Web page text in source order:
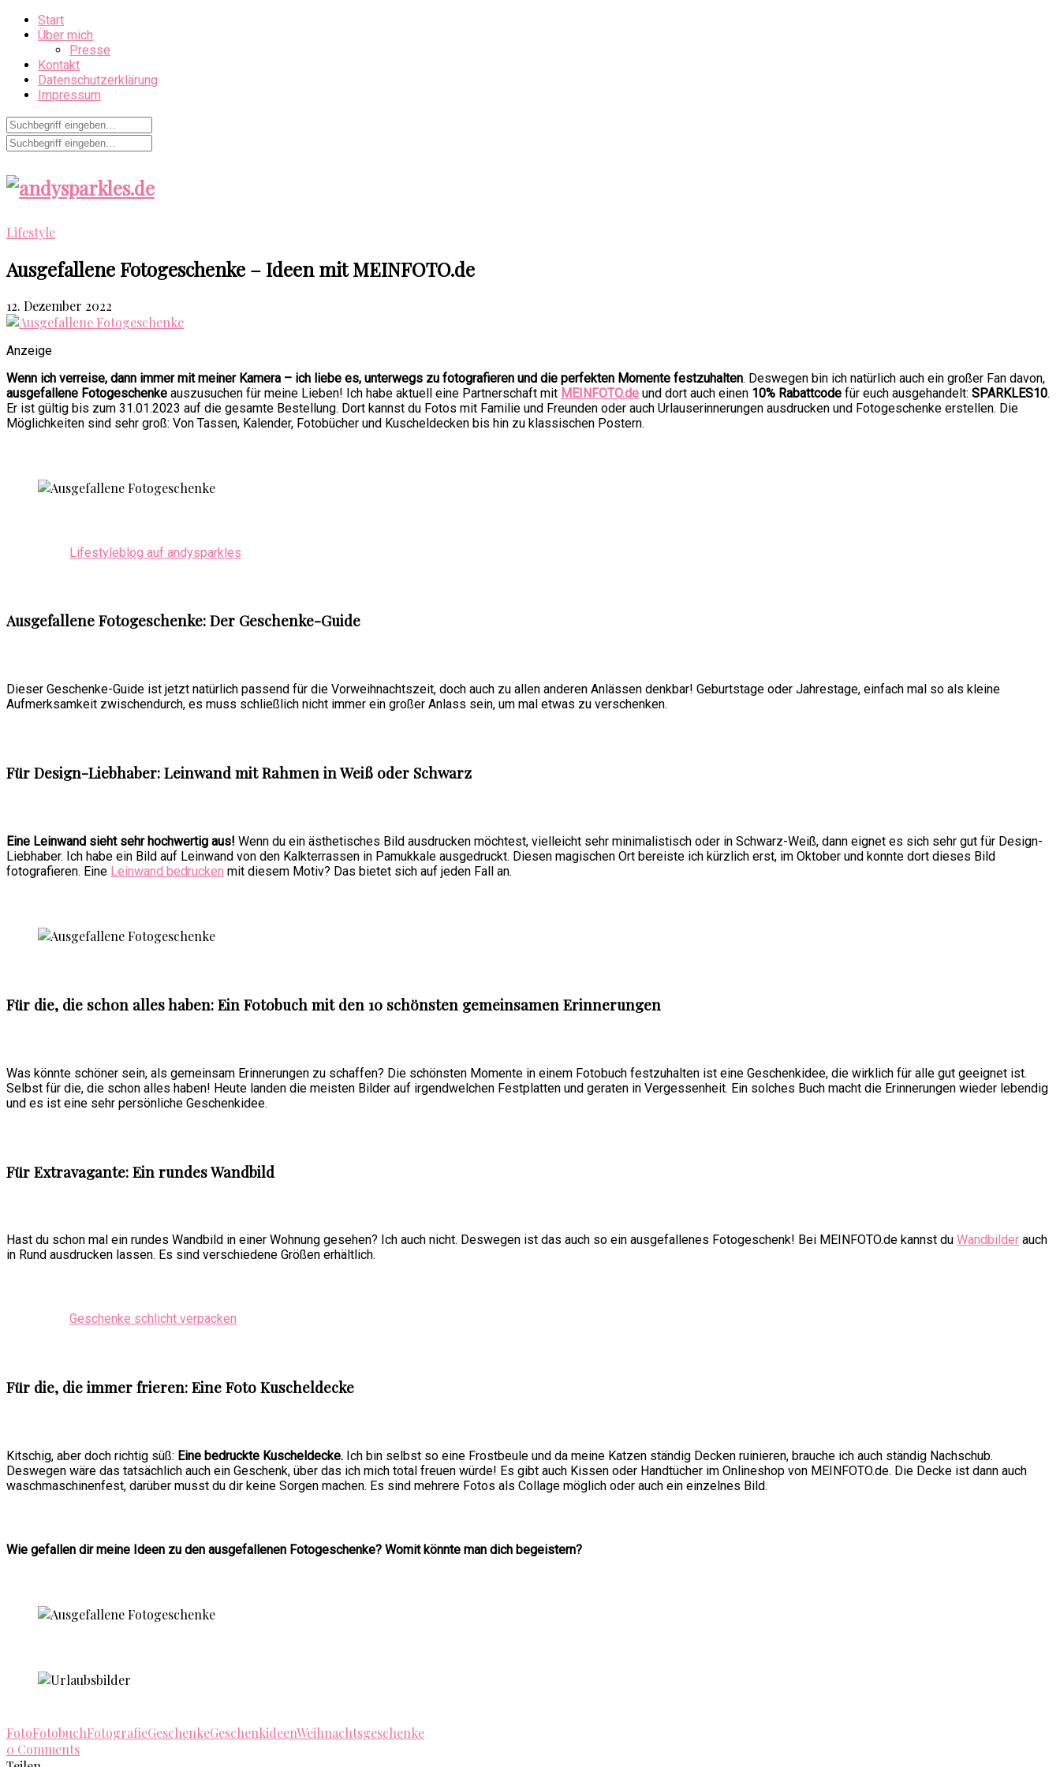
Start
Über mich
Presse
Kontakt
Datenschutzerklärung
Impressum
Lifestyle
Ausgefallene Fotogeschenke – Ideen mit MEINFOTO.de
12. Dezember 2022
Anzeige
Wenn ich verreise, dann immer mit meiner Kamera – ich liebe es, unterwegs zu fotografieren und die perfekten Momente festzuhalten. Deswegen bin ich natürlich auch ein großer Fan davon,
ausgefallene Fotogeschenke auszusuchen für meine Lieben! Ich habe aktuell eine Partnerschaft mit MEINFOTO.de und dort auch einen 10% Rabattcode für euch ausgehandelt: SPARKLES10.
Er ist gültig bis zum 31.01.2023 auf die gesamte Bestellung. Dort kannst du Fotos mit Familie und Freunden oder auch Urlauserinnerungen ausdrucken und Fotogeschenke erstellen. Die
Möglichkeiten sind sehr groß: Von Tassen, Kalender, Fotobücher und Kuscheldecken bis hin zu klassischen Postern.
Lifestyleblog auf andysparkles
Ausgefallene Fotogeschenke: Der Geschenke-Guide
Dieser Geschenke-Guide ist jetzt natürlich passend für die Vorweihnachtszeit, doch auch zu allen anderen Anlässen denkbar! Geburtstage oder Jahrestage, einfach mal so als kleine
Aufmerksamkeit zwischendurch, es muss schließlich nicht immer ein großer Anlass sein, um mal etwas zu verschenken.
Für Design-Liebhaber: Leinwand mit Rahmen in Weiß oder Schwarz
Eine Leinwand sieht sehr hochwertig aus! Wenn du ein ästhetisches Bild ausdrucken möchtest, vielleicht sehr minimalistisch oder in Schwarz-Weiß, dann eignet es sich sehr gut für Design-
Liebhaber. Ich habe ein Bild auf Leinwand von den Kalkterrassen in Pamukkale ausgedruckt. Diesen magischen Ort bereiste ich kürzlich erst, im Oktober und konnte dort dieses Bild
fotografieren. Eine Leinwand bedrucken mit diesem Motiv? Das bietet sich auf jeden Fall an.
Für die, die schon alles haben: Ein Fotobuch mit den 10 schönsten gemeinsamen Erinnerungen
Was könnte schöner sein, als gemeinsam Erinnerungen zu schaffen? Die schönsten Momente in einem Fotobuch festzuhalten ist eine Geschenkidee, die wirklich für alle gut geeignet ist.
Selbst für die, die schon alles haben! Heute landen die meisten Bilder auf irgendwelchen Festplatten und geraten in Vergessenheit. Ein solches Buch macht die Erinnerungen wieder lebendig
und es ist eine sehr persönliche Geschenkidee.
Für Extravagante: Ein rundes Wandbild
Hast du schon mal ein rundes Wandbild in einer Wohnung gesehen? Ich auch nicht. Deswegen ist das auch so ein ausgefallenes Fotogeschenk! Bei MEINFOTO.de kannst du Wandbilder auch
in Rund ausdrucken lassen. Es sind verschiedene Größen erhältlich.
Geschenke schlicht verpacken
Für die, die immer frieren: Eine Foto Kuscheldecke
Kitschig, aber doch richtig süß: Eine bedruckte Kuscheldecke. Ich bin selbst so eine Frostbeule und da meine Katzen ständig Decken ruinieren, brauche ich auch ständig Nachschub.
Deswegen wäre das tatsächlich auch ein Geschenk, über das ich mich total freuen würde! Es gibt auch Kissen oder Handtücher im Onlineshop von MEINFOTO.de. Die Decke ist dann auch
waschmaschinenfest, darüber musst du dir keine Sorgen machen. Es sind mehrere Fotos als Collage möglich oder auch ein einzelnes Bild.
Wie gefallen dir meine Ideen zu den ausgefallenen Fotogeschenke? Womit könnte man dich begeistern?
FotoFotobuchFotografieGeschenkeGeschenkideenWeihnachtsgeschenke
0 Comments